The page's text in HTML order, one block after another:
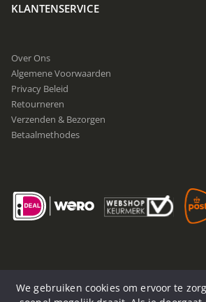
KLANTENSERVICE
Over Ons
Algemene Voorwaarden
Privacy Beleid
Retourneren
Verzenden & Bezorgen
Betaalmethodes
We gebruiken cookies om ervoor te